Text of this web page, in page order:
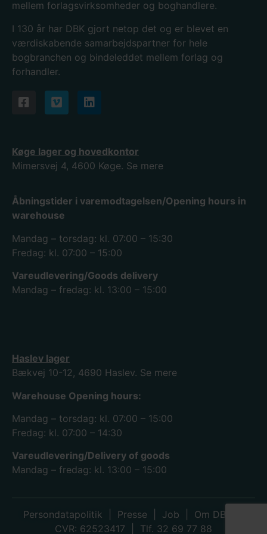
mellem forlagsvirksomheder og boghandlere.
I 130 år har DBK gjort netop det og er blevet en
værdiskabende samarbejdspartner for hele
bogbranchen og bindeleddet mellem forlag og
forhandler.
Køge lager og hovedkontor
Mimersvej 4, 4600 Køge. Se mere
Åbningstider i varemodtagelsen/Opening hours in
warehouse
Mandag – torsdag: kl. 07:00 – 15:30
Fredag: kl. 07:00 – 15:00
Vareudlevering/Goods delivery
Mandag – fredag: kl. 13:00 – 15:00
Haslev lager
Bækvej 10-12, 4690 Haslev. Se mere
Warehouse Opening hours:
Mandag – torsdag: kl. 07:00 – 15:00
Fredag: kl. 07:00 – 14:30
Vareudlevering/Delivery of goods
Mandag – fredag: kl. 13:00 – 15:00
Persondatapolitik Presse Job Om DBK
CVR: 62523417 | Tlf. 32 69 77 88